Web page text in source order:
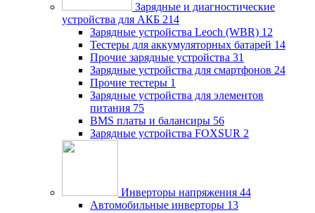
Зарядные и диагностические
устройства для АКБ 214
Зарядные устройства Leoch (WBR) 12
Тестеры для аккумуляторных батарей 14
Прочие зарядные устройства 31
Зарядные устройства для смартфонов 24
Прочие тестеры 1
Зарядные устройства для элементов
питания 75
BMS платы и балансиры 56
Зарядные устройства FOXSUR 2
Инверторы напряжения 44
Автомобильные инверторы 13